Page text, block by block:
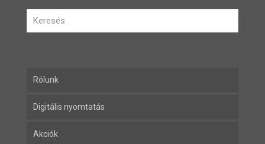
Rólunk
Digitális nyomtatás
Akciók